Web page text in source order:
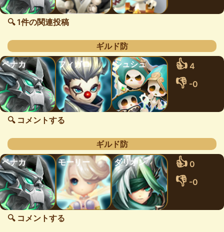
🔍 1件の関連投稿
ギルド防
ペナカ
フィガロ シュシュ 👍 4
👎 -0
🔍 コメントする
ギルド防
ペナカ
モーリー ダリオン 👍 0
👎 -0
🔍 コメントする